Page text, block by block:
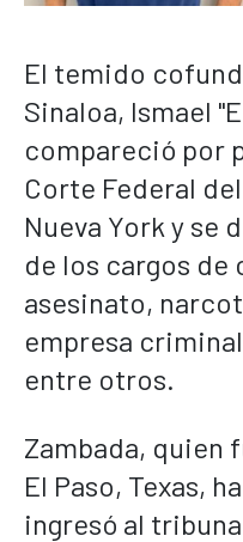
El temido
Sinaloa, Ismael
compareció por
Corte Federal
Nueva York y se
de los cargos de
asesinato,
empresa
entre otros.
Zambada, quien
El Paso, Texas,
ingresó al